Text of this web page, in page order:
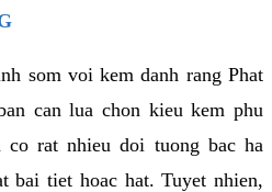
som voi kem danh rang Phat
can lua chon kieu kem phu
rat nhieu doi tuong bac ha
bai tiet hoac hat. Tuyet nhien,